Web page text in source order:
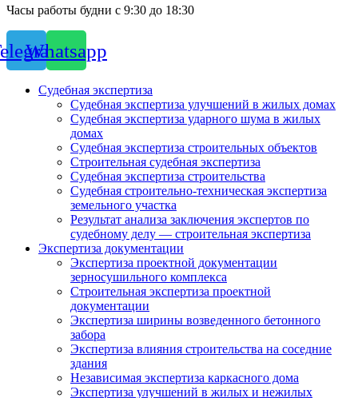
Часы работы будни с 9:30 до 18:30
Whatsapp
Судебная экспертиза
Судебная экспертиза улучшений в жилых домах
Судебная экспертиза ударного шума в жилых
домах
Судебная экспертиза строительных объектов
Строительная судебная экспертиза
Судебная экспертиза строительства
Судебная строительно-техническая экспертиза
земельного участка
Результат анализа заключения экспертов по
судебному делу — строительная экспертиза
Экспертиза документации
Экспертиза проектной документации
зерносушильного комплекса
Строительная экспертиза проектной
документации
Экспертиза ширины возведенного бетонного
забора
Экспертиза влияния строительства на соседние
здания
Независимая экспертиза каркасного дома
Экспертиза улучшений в жилых и нежилых